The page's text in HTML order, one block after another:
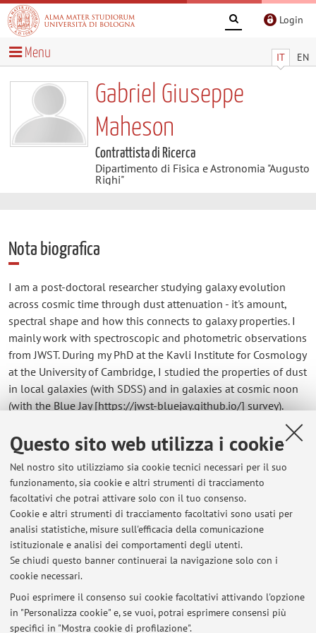
Questo sito web utilizza i cookie
Nel nostro sito utilizziamo sia cookie tecnici necessari per il suo
funzionamento, sia cookie e altri strumenti di tracciamento
facoltativi che potrai attivare solo con il tuo consenso.
Cookie e altri strumenti di tracciamento facoltativi sono usati per
analisi statistiche, misure sull'efficacia della comunicazione
istituzionale e analisi dei comportamenti degli utenti.
Se chiudi questo banner continuerai la navigazione solo con i
cookie necessari.
Puoi esprimere il consenso sui cookie facoltativi attivando l'opzione
in "Personalizza cookie" e, se vuoi, potrai esprimere consensi più
specifici in "Mostra cookie di profilazione".
Login
IT EN
Menu
Gabriel Giuseppe
Maheson
Contrattista di Ricerca
Dipartimento di Fisica e Astronomia "Augusto
Righi"
Nota biografica
I am a post-doctoral researcher studying galaxy evolution
across cosmic time through dust attenuation - it's amount,
spectral shape and how this connects to galaxy properties. I
mainly work with spectroscopic and photometric observations
from JWST. During my PhD at the Kavli Institute for Cosmology
at the University of Cambridge, I studied the properties of dust
in local galaxies (with SDSS) and in galaxies at cosmic noon
(with the Blue Jay [https://jwst-bluejay.github.io/] survey).
Contatti
E-mail: gabriel.maheson2@unibo.it
Dipartimento di Fisica e Astronomia "Augusto Righi"
Viale Berti Pichat 6/2, Bologna -
Vai alla mappa
Ultimi avvisi